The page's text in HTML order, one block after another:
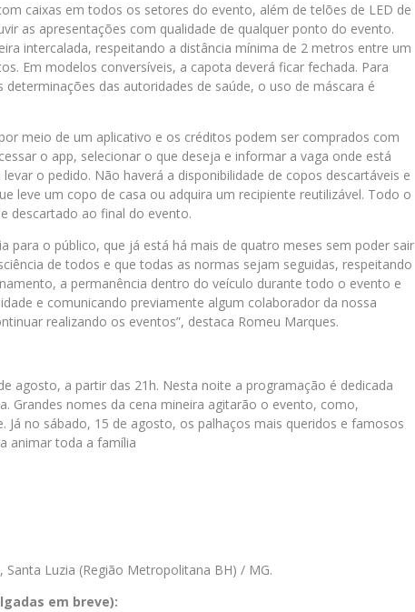
caixas em todos os setores do evento, além de telões de LED de
as apresentações com qualidade de qualquer ponto do evento.
intercalada, respeitando a distância mínima de 2 metros entre um
Em modelos conversíveis, a capota deverá ficar fechada. Para
das autoridades de saúde, o uso de máscara é
meio de um aplicativo e os créditos podem ser comprados com
o app, selecionar o que deseja e informar a vaga onde está
o pedido. Não haverá a disponibilidade de copos descartáveis e
leve um copo de casa ou adquira um recipiente reutilizável. Todo o
descartado ao final do evento.
para o público, que já está há mais de quatro meses sem poder sair
de todos e que todas as normas sejam seguidas, respeitando
a permanência dentro do veículo durante todo o evento e
e comunicando previamente algum colaborador da nossa
realizando os eventos”, destaca Romeu Marques.
agosto, a partir das 21h. Nesta noite a programação é dedicada
Grandes nomes da cena mineira agitarão o evento, como,
Já no sábado, 15 de agosto, os palhaços mais queridos e famosos
animar toda a família
Santa Luzia (Região Metropolitana BH) / MG.
em breve):